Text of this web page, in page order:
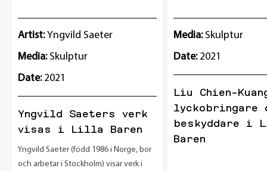
sätt drabbar sanktioner
medborgaren? Vem har
relation till pengar?
Artist:Yngvild Saeter
Media: Skulptur
Date: 2021
Yngvild Saeters verk
visas i Lilla Baren
Yngvild Saeter (född 1986 i Norge, bor
och arbetar i Stockholm) visar verk i
Media: Skulptur
Date: 2021
Liu Chien-
lyckobringare
beskyddare i
Baren